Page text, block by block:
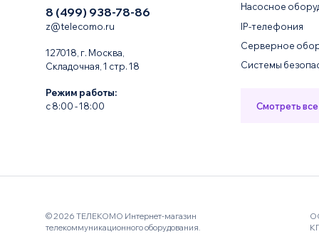
8 (499) 938-78-86
z@telecomo.ru
127018, г. Москва,
Складочная, 1 стр. 18
Режим работы:
с 8:00 - 18:00
Насосное
IP-телефония
Серверное
Системы
Смотреть все
© 2026 ТЕЛЕКОМО Интернет-магазин
телекоммуникационного оборудования.